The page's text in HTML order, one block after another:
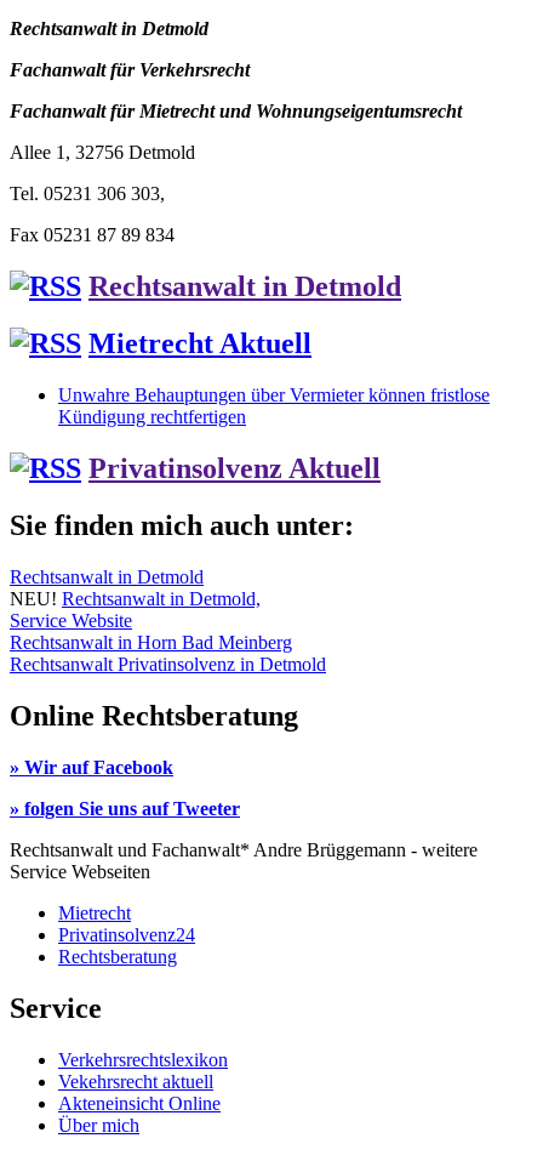
Rechtsanwalt in Detmold
Fachanwalt für Verkehrsrecht
Fachanwalt für Mietrecht und Wohnungseigentumsrecht
Allee 1, 32756 Detmold
Tel. 05231 306 303,
Fax 05231 87 89 834
Rechtsanwalt in Detmold
Mietrecht Aktuell
Unwahre Behauptungen über Vermieter können fristlose
Kündigung rechtfertigen
Privatinsolvenz Aktuell
Sie finden mich auch unter:
Rechtsanwalt in Detmold
NEU! Rechtsanwalt in Detmold,
Service Website
Rechtsanwalt in Horn Bad Meinberg
Rechtsanwalt Privatinsolvenz in Detmold
Online Rechtsberatung
» Wir auf Facebook
» folgen Sie uns auf Tweeter
Rechtsanwalt und Fachanwalt* Andre Brüggemann - weitere
Service Webseiten
Mietrecht
Privatinsolvenz24
Rechtsberatung
Service
Verkehrsrechtslexikon
Vekehrsrecht aktuell
Akteneinsicht Online
Über mich